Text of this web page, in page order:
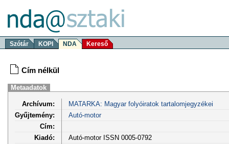
Szótár KOPI NDA Kereső
Cím nélkül
Metaadatok
Archívum:
MATARKA: Magyar folyóiratok tartalomjegyzékei
Gyűjtemény:
Autó-motor
Cím:
Kiadó:
Autó-motor ISSN 0005-0792